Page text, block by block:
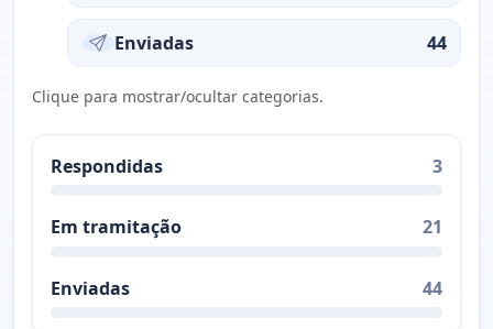
Enviadas 44
Clique para mostrar/ocultar categorias.
Respondidas 3
Em tramitação 21
Enviadas 44